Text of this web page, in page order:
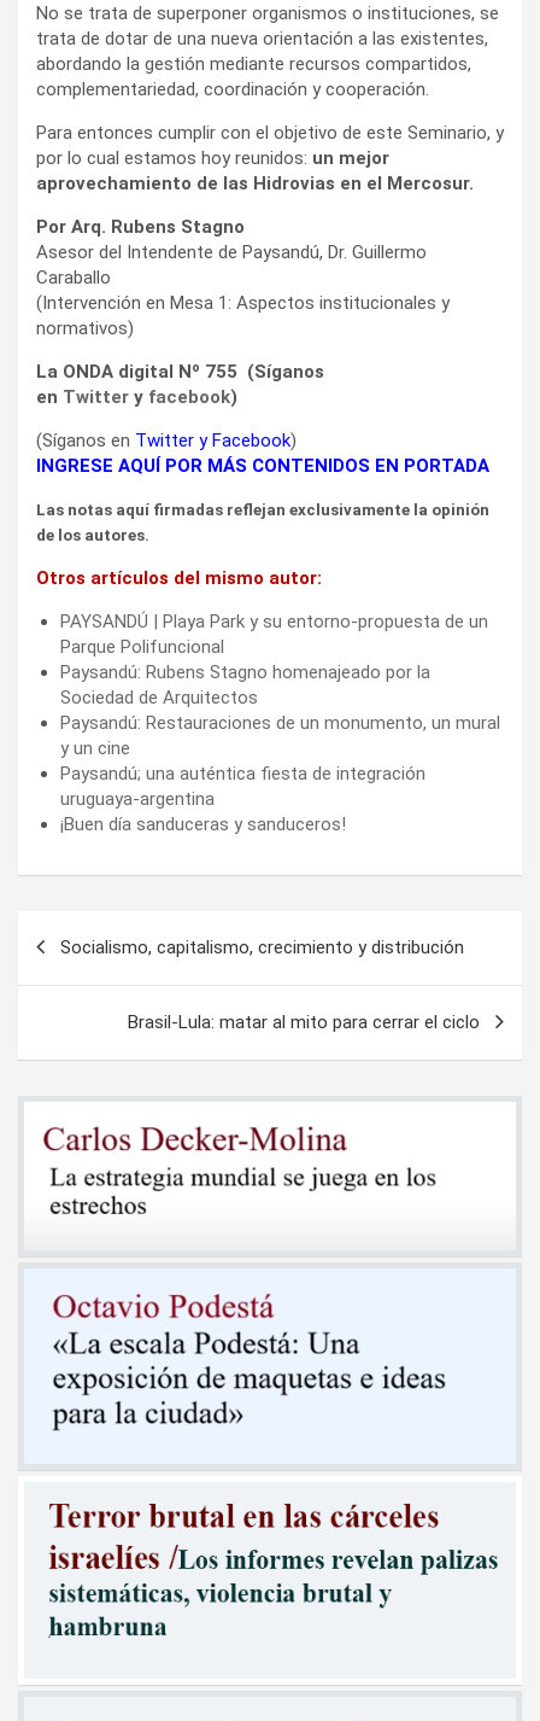
No se trata de superponer organismos o instituciones, se
trata de dotar de una nueva orientación a las existentes,
abordando la gestión mediante recursos compartidos,
complementariedad, coordinación y cooperación.
Para entonces cumplir con el objetivo de este Seminario, y
por lo cual estamos hoy reunidos: un mejor
aprovechamiento de las Hidrovias en el Mercosur.
Por Arq. Rubens Stagno
Asesor del Intendente de Paysandú, Dr. Guillermo
Caraballo
(Intervención en Mesa 1: Aspectos institucionales y
normativos)
La ONDA digital Nº 755 (Síganos
en Twitter y facebook)
(Síganos en Twitter yFacebook)
INGRESE AQUÍ POR MÁS CONTENIDOS EN PORTADA
Las notas aquí firmadas reflejan exclusivamente la opinión
de los autores.
Otros artículos del mismo autor:
PAYSANDÚ | Playa Park y su entorno-propuesta de un
Parque Polifuncional
Paysandú: Rubens Stagno homenajeado por la
Sociedad de Arquitectos
Paysandú: Restauraciones de un monumento, un mural
y un cine
Paysandú; una auténtica fiesta de integración
uruguaya-argentina
¡Buen día sanduceras y sanduceros!
entradas
Socialismo, capitalismo, crecimiento y distribución
Brasil-Lula: matar al mito para cerrar el ciclo